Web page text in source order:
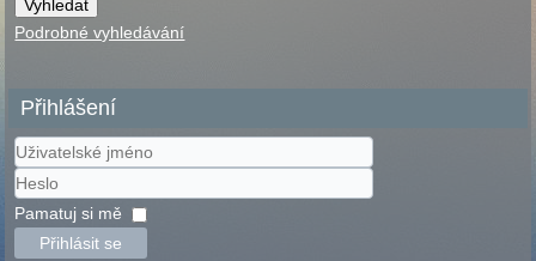
Podrobné vyhledávání
Přihlášení
Uživatelské
jméno
Heslo
Pamatuj si mě
Přihlásit se